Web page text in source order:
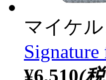
マイケ